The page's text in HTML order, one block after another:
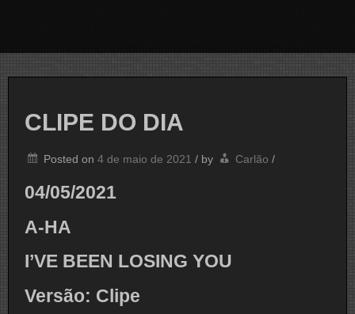
CLIPE DO DIA
Posted on 4 de maio de 2021 / by Carlão /
04/05/2021
A-HA
I’VE BEEN LOSING YOU
Versão: Clipe